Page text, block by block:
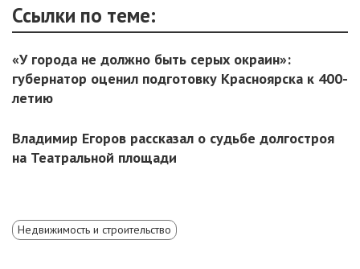
Ссылки по теме:
«У города не должно быть серых окраин»:
губернатор оценил подготовку Красноярска к 400-
летию
Владимир Егоров рассказал о судьбе долгостроя
на Театральной площади
Недвижимость и строительство